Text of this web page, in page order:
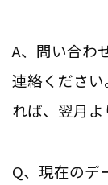
A、問い合わ
連絡くださ
れば、翌月よ
Q、現在のデ